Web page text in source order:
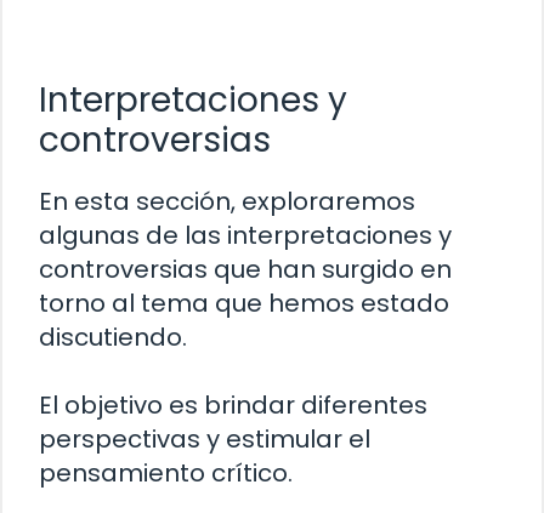
Interpretaciones y
controversias
En esta sección, exploraremos
algunas de las interpretaciones y
controversias que han surgido en
torno al tema que hemos estado
discutiendo.
El objetivo es brindar diferentes
perspectivas y estimular el
pensamiento crítico.